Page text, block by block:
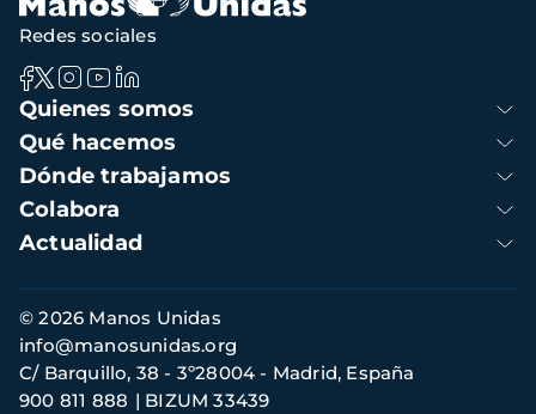
Navegación
principal
Quienes somos
Qué hacemos
Dónde trabajamos
Colabora
Actualidad
Redes sociales
Información
de
contacto
© 2026 Manos Unidas
C/ Barquillo, 38 - 3º28004 - Madrid, España
900 811 888
BIZUM 33439
info@manosunidas.org